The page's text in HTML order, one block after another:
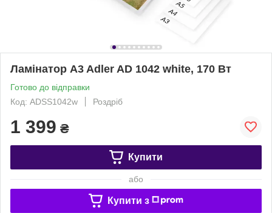
Ламінатор A3 Adler AD 1042 white, 170 Вт
Готово до відправки
Код: ADSS1042w
Роздріб
1 399 ₴
Купити
або
Купити з